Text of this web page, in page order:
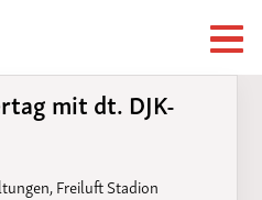
mit dt. DJK-
Freiluft Stadion